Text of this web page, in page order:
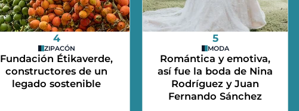
4
ZIPACÓN
Fundación Étikaverde,
constructores de un
legado sostenible
5
MODA
Romántica y emotiva,
así fue la boda de Nina
Rodríguez y Juan
Fernando Sánchez